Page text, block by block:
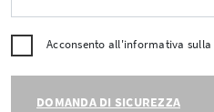
Acconsento all'informativa sulla
DOMANDA DI SICUREZZA